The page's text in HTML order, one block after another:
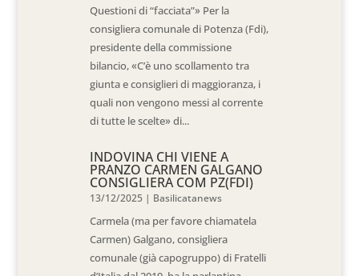
Questioni di “facciata”» Per la
consigliera comunale di Potenza (Fdi),
presidente della commissione
bilancio, «C’è uno scollamento tra
giunta e consiglieri di maggioranza, i
quali non vengono messi al corrente
di tutte le scelte» di...
INDOVINA CHI VIENE A
PRANZO CARMEN GALGANO
CONSIGLIERA COM PZ(FDI)
13/12/2025 | Basilicatanews
Carmela (ma per favore chiamatela
Carmen) Galgano, consigliera
comunale (già capogruppo) di Fratelli